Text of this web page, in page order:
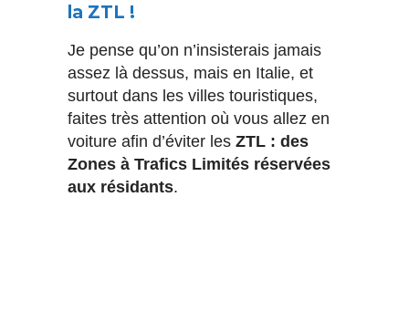
la ZTL !
Je pense qu’on n’insisterais jamais
assez là dessus, mais en Italie, et
surtout dans les villes touristiques,
faites très attention où vous allez en
voiture afin d’éviter les ZTL : des
Zones à Trafics Limités réservées
aux résidants.